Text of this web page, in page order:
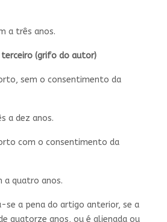
a três anos.
(grifo do autor)
sem o consentimento da
a dez anos.
com o consentimento da
a quatro anos.
se a pena do artigo anterior, se a
quatorze anos, ou é alienada ou